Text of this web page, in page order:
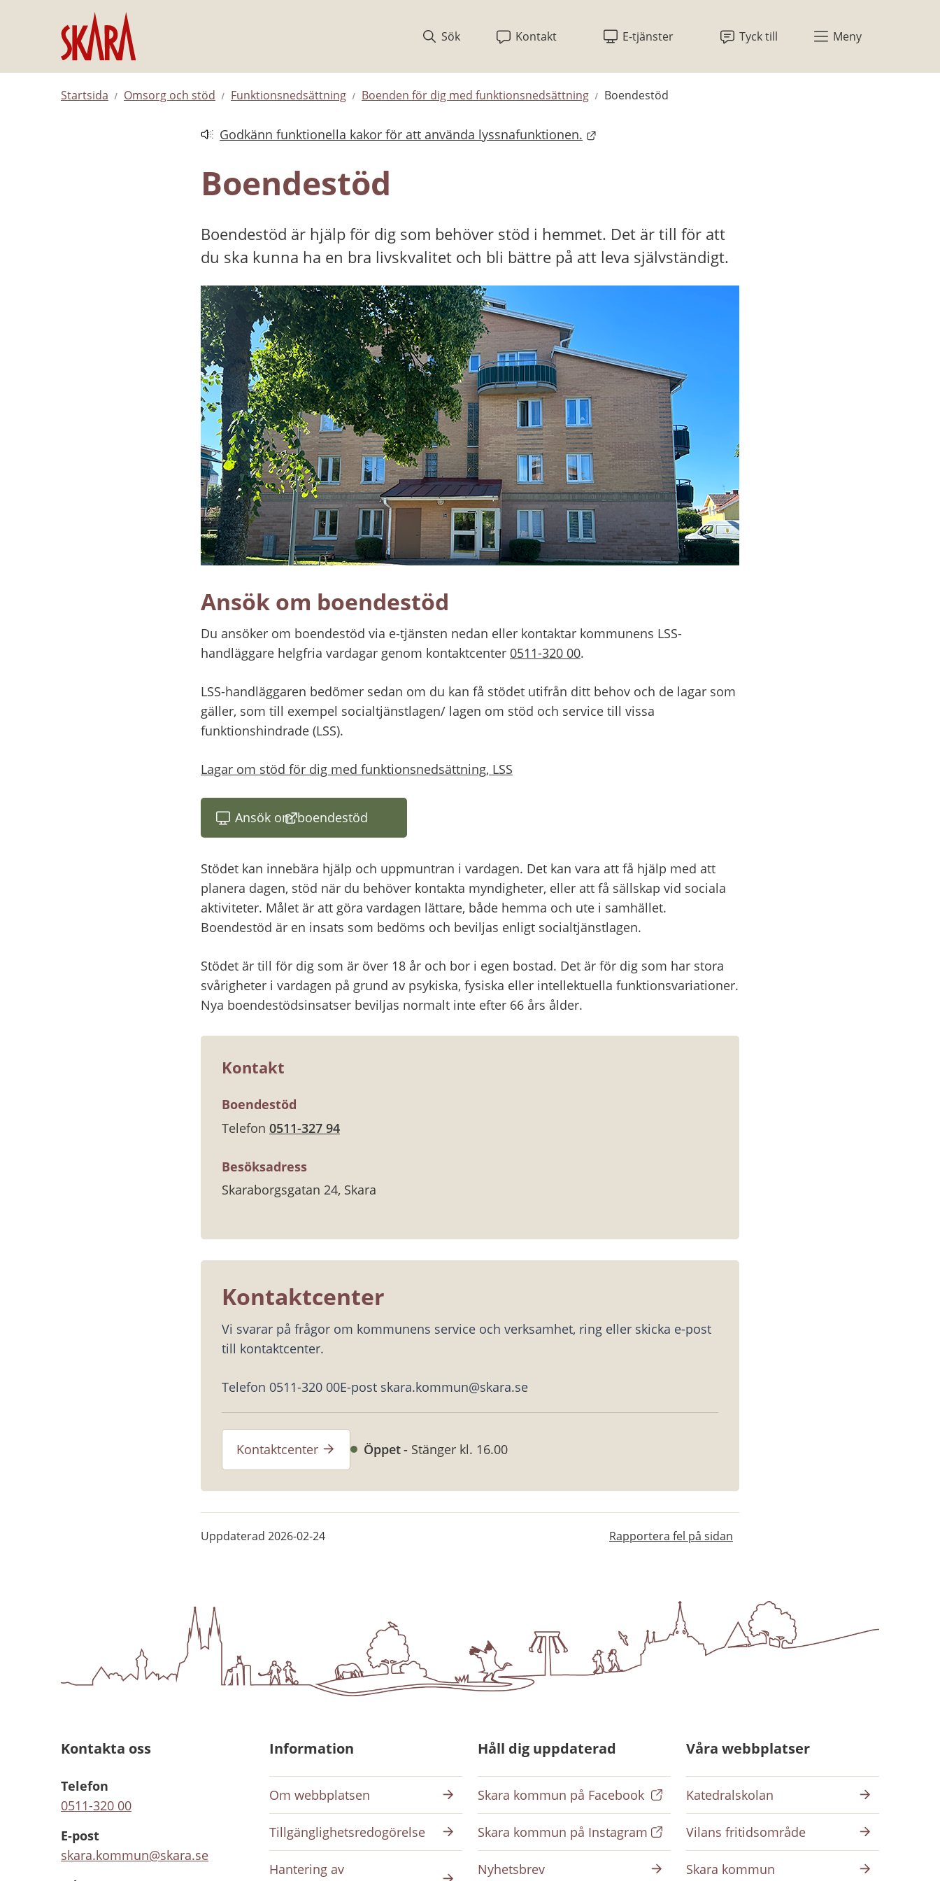
Hoppa till innehåll
Sök
Kontakt E-tjänster Tyck till Meny
Startsida Omsorg och stöd Funktionsnedsättning Boenden för dig med funktionsnedsättning Boendestöd
Godkänn funktionella kakor för att använda lyssnafunktionen.
Länk till annan webbplats.
Boendestöd
Boendestöd är hjälp för dig som behöver stöd i hemmet. Det är till för att
du ska kunna ha en bra livskvalitet och bli bättre på att leva självständigt.
Ansök om boendestöd
Du ansöker om boendestöd via e-tjänsten nedan eller kontaktar kommunens LSS-
handläggare helgfria vardagar genom kontaktcenter 0511-320 00.
LSS-handläggaren bedömer sedan om du kan få stödet utifrån ditt behov och de lagar som
gäller, som till exempel socialtjänstlagen/ lagen om stöd och service till vissa
funktionshindrade (LSS).
Lagar om stöd för dig med funktionsnedsättning, LSS
Ansök om boendestöd
(länk till annan webbplats)
Stödet kan innebära hjälp och uppmuntran i vardagen. Det kan vara att få hjälp med att
planera dagen, stöd när du behöver kontakta myndigheter, eller att få sällskap vid sociala
aktiviteter. Målet är att göra vardagen lättare, både hemma och ute i samhället.
Boendestöd är en insats som bedöms och beviljas enligt socialtjänstlagen.
Stödet är till för dig som är över 18 år och bor i egen bostad. Det är för dig som har stora
svårigheter i vardagen på grund av psykiska, fysiska eller intellektuella funktionsvariationer.
Nya boendestödsinsatser beviljas normalt inte efter 66 års ålder.
Kontakt
Boendestöd
Telefon 0511-327 94
Besöksadress
Skaraborgsgatan 24, Skara
Kontaktcenter
Vi svarar på frågor om kommunens service och verksamhet, ring eller skicka e-post
till kontaktcenter.
Telefon 0511-320 00E-post skara.kommun@skara.se
Kontaktcenter Öppet Stänger kl. 16.00
Uppdaterad 2026-02-24 Rapportera fel på sidan
Kontakta oss
Telefon
0511-320 00
E-post
skara.kommun@skara.se
Information
Om webbplatsen
Tillgänglighetsredogörelse
Hantering av
Håll dig uppdaterad
Skara kommun på Facebook
Skara kommun på Instagram
Nyhetsbrev
Våra webbplatser
Katedralskolan
Vilans fritidsområde
Skara kommun